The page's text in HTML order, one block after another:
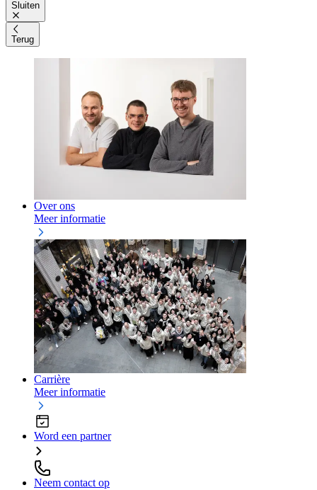
Sluiten
Terug
Over ons
Meer informatie
Carrière
Meer informatie
Word een partner
Neem contact op